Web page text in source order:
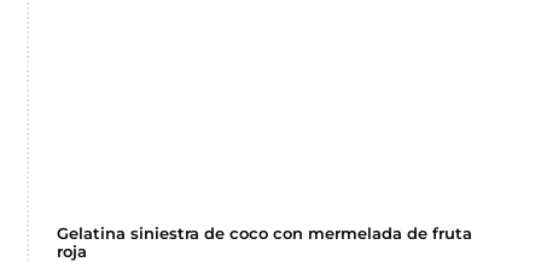
Gelatina siniestra de coco con mermelada de fruta
roja